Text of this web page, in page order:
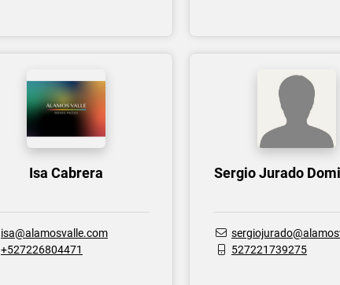
Isa Cabrera
isa@alamosvalle.com
+527226804471
Sergio Jurado
527221739275